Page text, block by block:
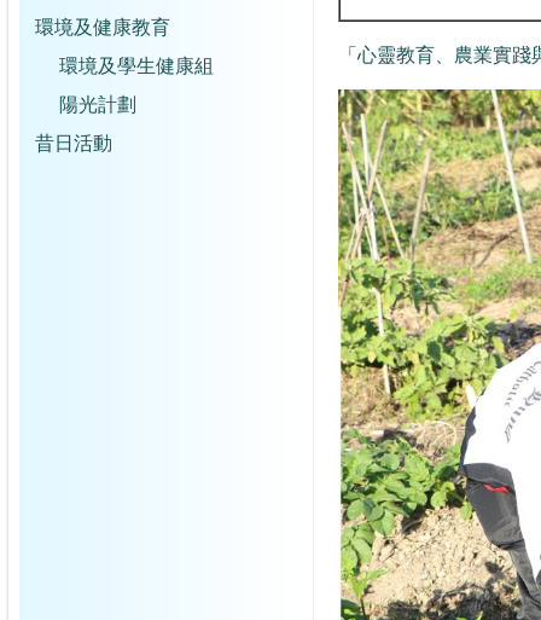
環境及健康教育
環境及學生健康組
陽光計劃
昔日活動
「心靈教育、農業實